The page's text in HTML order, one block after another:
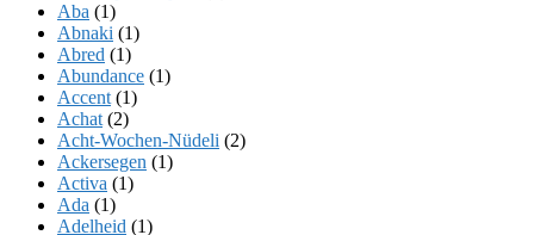
Aba (1)
Abnaki (1)
Abred (1)
Abundance (1)
Accent (1)
Achat (2)
Acht-Wochen-Nüdeli (2)
Ackersegen (1)
Activa (1)
Ada (1)
Adelheid (1)